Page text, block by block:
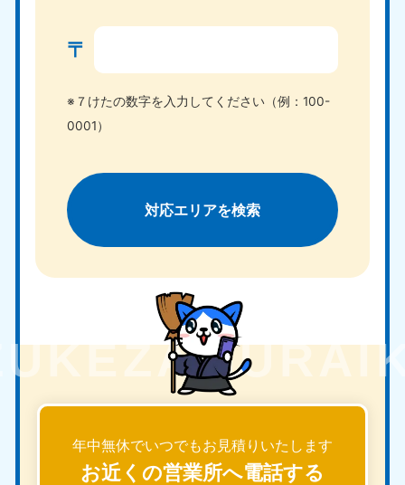
〒
※７けたの数字を入力してください（例：100-
0001）
対応エリアを検索
年中無休でいつでもお見積りいたします
お近くの営業所へ電話する